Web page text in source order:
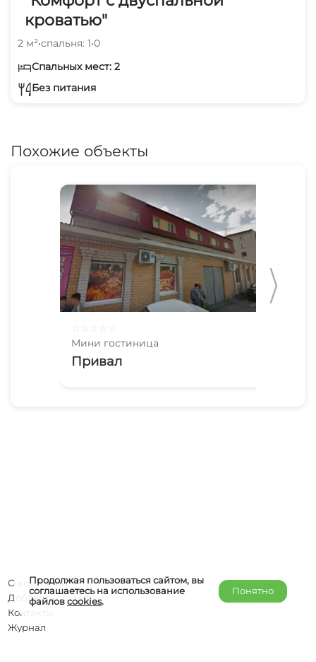
кроватью"
2 м²•спальня: 1•0
Спальных мест: 2
Без питания
Похожие объекты
Мини гостиница
Привал
Продолжая пользоваться сайтом, вы
соглашаетесь на использование
файловcookies.
Понятно
О компании
Добавить объект
Контакты
Журнал